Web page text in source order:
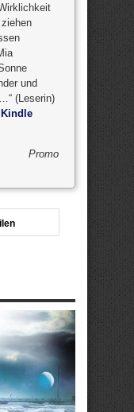
und
(Leserin)
Promo